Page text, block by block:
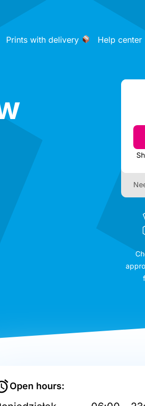
Prints with delivery Help center
Open hours: